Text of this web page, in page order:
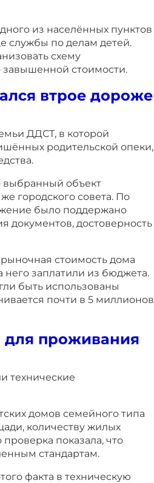
из населённых пунктов
службы по делам детей.
схему
стоимости.
втрое дороже
ДДСТ, в которой
родительской опеки,
выбранный объект
городского совета. По
было поддержано
документов, достоверность
стоимость дома
заплатили из бюджета.
быть использованы
почти в 5 миллионов
для проживания
технические
домов семейного типа
количеству жилых
показала, что
стандартам.
факта в техническую